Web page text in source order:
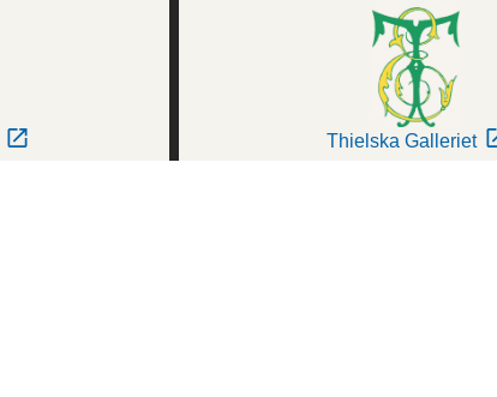
Thielska Galleriet